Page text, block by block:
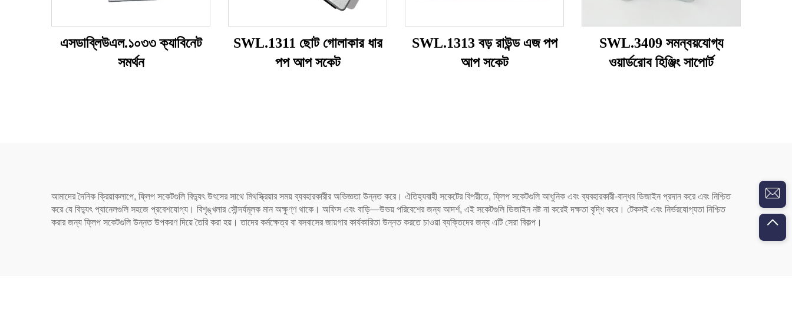
এসডাব্লিউএল.১০৩৩ ক্যাবিনেট
সমর্থন
SWL.1311 ছোট গোলাকার ধার
পপ আপ সকেট
SWL.1313 বড় রাউন্ড এজ পপ
আপ সকেট
SWL.3409 সমন্বয়যোগ্য
ওয়ার্ডরোব হিঞ্জিং সাপোর্ট
আমাদের দৈনিক ক্রিয়াকলাপে, ফ্লিপ সকেটগুলি বিদ্যুৎ উৎসের সাথে মিথস্ক্রিয়ার সময় ব্যবহারকারীর অভিজ্ঞতা উন্নত করে। ঐতিহ্যবাহী সকেটের বিপরীতে, ফ্লিপ সকেটগুলি আধুনিক এবং ব্যবহারকারী-বান্ধব ডিজাইন প্রদান করে এবং নিশ্চিত
করে যে বিদ্যুৎ প্যানেলগুলি সহজে প্রবেশযোগ্য। বিশৃঙ্খলার সৌন্দর্যমূলক মান অক্ষুণ্ণ থাকে। অফিস এবং বাড়ি—উভয় পরিবেশের জন্য আদর্শ, এই সকেটগুলি ডিজাইন নষ্ট না করেই দক্ষতা বৃদ্ধি করে। টেকসই এবং নির্ভরযোগ্যতা নিশ্চিত
করার জন্য ফ্লিপ সকেটগুলি উন্নত উপকরণ দিয়ে তৈরি করা হয়। তাদের কর্মক্ষেত্র বা বসবাসের জায়গার কার্যকারিতা উন্নত করতে চাওয়া ব্যক্তিদের জন্য এটি সেরা বিকল্প।